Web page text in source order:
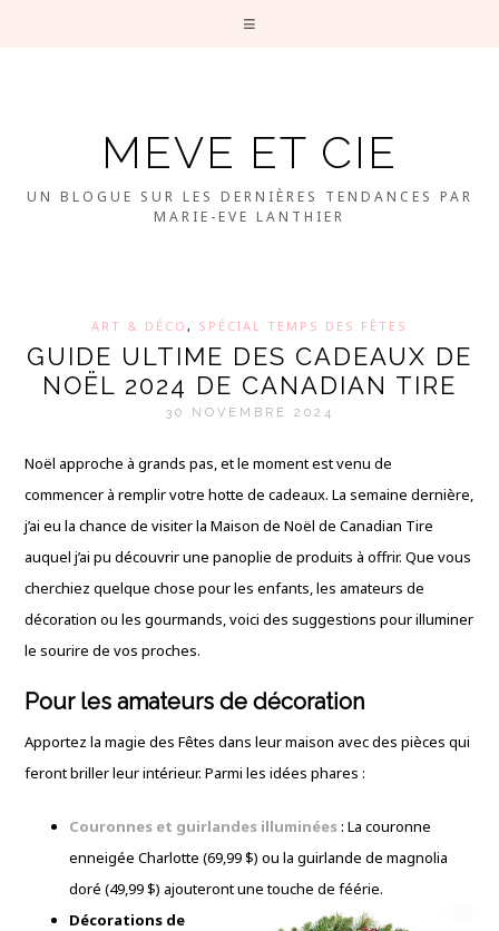
MEVE ET CIE
UN BLOGUE SUR LES DERNIÈRES TENDANCES PAR
MARIE-EVE LANTHIER
ART & DÉCO , SPÉCIAL TEMPS DES FÊTES
GUIDE ULTIME DES CADEAUX DE
NOËL 2024 DE CANADIAN TIRE
30 NOVEMBRE 2024
Noël approche à grands pas, et le moment est venu de
commencer à remplir votre hotte de cadeaux. La semaine dernière,
j’ai eu la chance de visiter la Maison de Noël de Canadian Tire
auquel j’ai pu découvrir une panoplie de produits à offrir. Que vous
cherchiez quelque chose pour les enfants, les amateurs de
décoration ou les gourmands, voici des suggestions pour illuminer
le sourire de vos proches.
Pour les amateurs de décoration
Apportez la magie des Fêtes dans leur maison avec des pièces qui
feront briller leur intérieur. Parmi les idées phares :
Couronnes et guirlandes illuminées: La couronne
enneigée Charlotte (69,99 $) ou la guirlande de magnolia
doré (49,99 $) ajouteront une touche de féérie.
Décorations de